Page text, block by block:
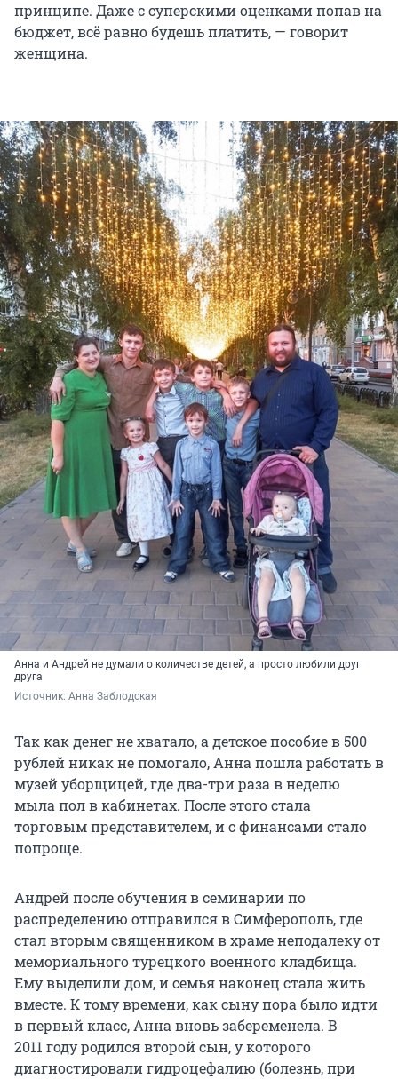
принципе. Даже с суперскими оценками попав на
бюджет, всё равно будешь платить, — говорит
женщина.
Анна и Андрей не думали о количестве детей, а просто любили друг
друга
Источник: Анна Заблодская
Так как денег не хватало, а детское пособие в 500
рублей никак не помогало, Анна пошла работать в
музей уборщицей, где два-три раза в неделю
мыла пол в кабинетах. После этого стала
торговым представителем, и с финансами стало
попроще.
Андрей после обучения в семинарии по
распределению отправился в Симферополь, где
стал вторым священником в храме неподалеку от
мемориального турецкого военного кладбища.
Ему выделили дом, и семья наконец стала жить
вместе. К тому времени, как сыну пора было идти
в первый класс, Анна вновь забеременела. В
2011 году родился второй сын, у которого
диагностировали гидроцефалию (болезнь, при